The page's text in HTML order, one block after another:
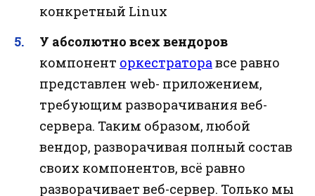
конкретный Linux
У абсолютно всех вендоров
компонент оркестраторавсе равно
представлен web- приложением,
требующим разворачивания веб-
сервера. Таким образом, любой
вендор, разворачивая полный состав
своих компонентов, всё равно
разворачивает веб-сервер. Только мы